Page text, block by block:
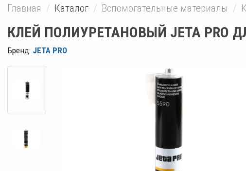
Главная Каталог Вспомогательные материалы
КЛЕЙ ПОЛИУРЕТАНОВЫЙ JETA PRO
Бренд: JETA PRO